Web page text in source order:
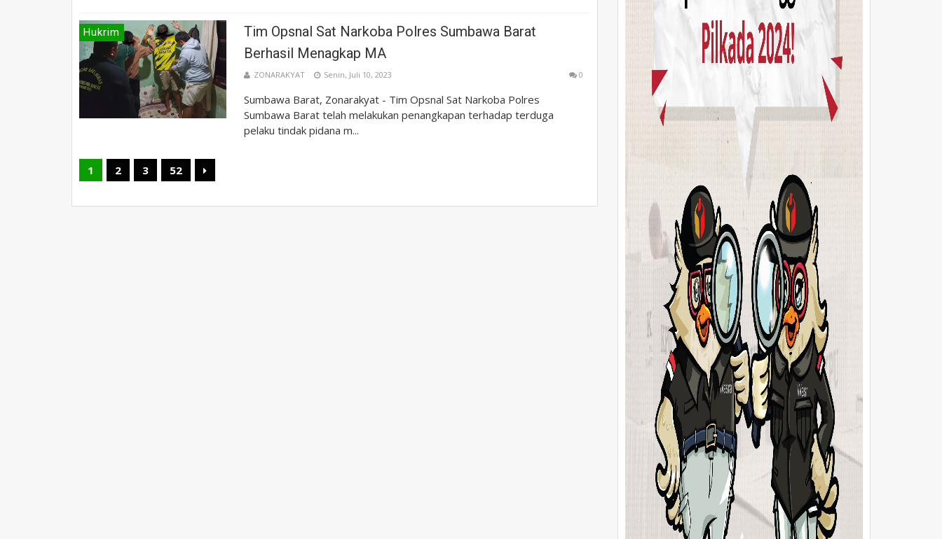
Hukrim
Tim Opsnal Sat Narkoba Polres Sumbawa Barat
Berhasil Menagkap MA
ZONARAKYAT Senin, Juli 10, 2023 0
Sumbawa Barat, Zonarakyat - Tim Opsnal Sat Narkoba Polres
Sumbawa Barat telah melakukan penangkapan terhadap terduga
pelaku tindak pidana m...
1 2 3 52